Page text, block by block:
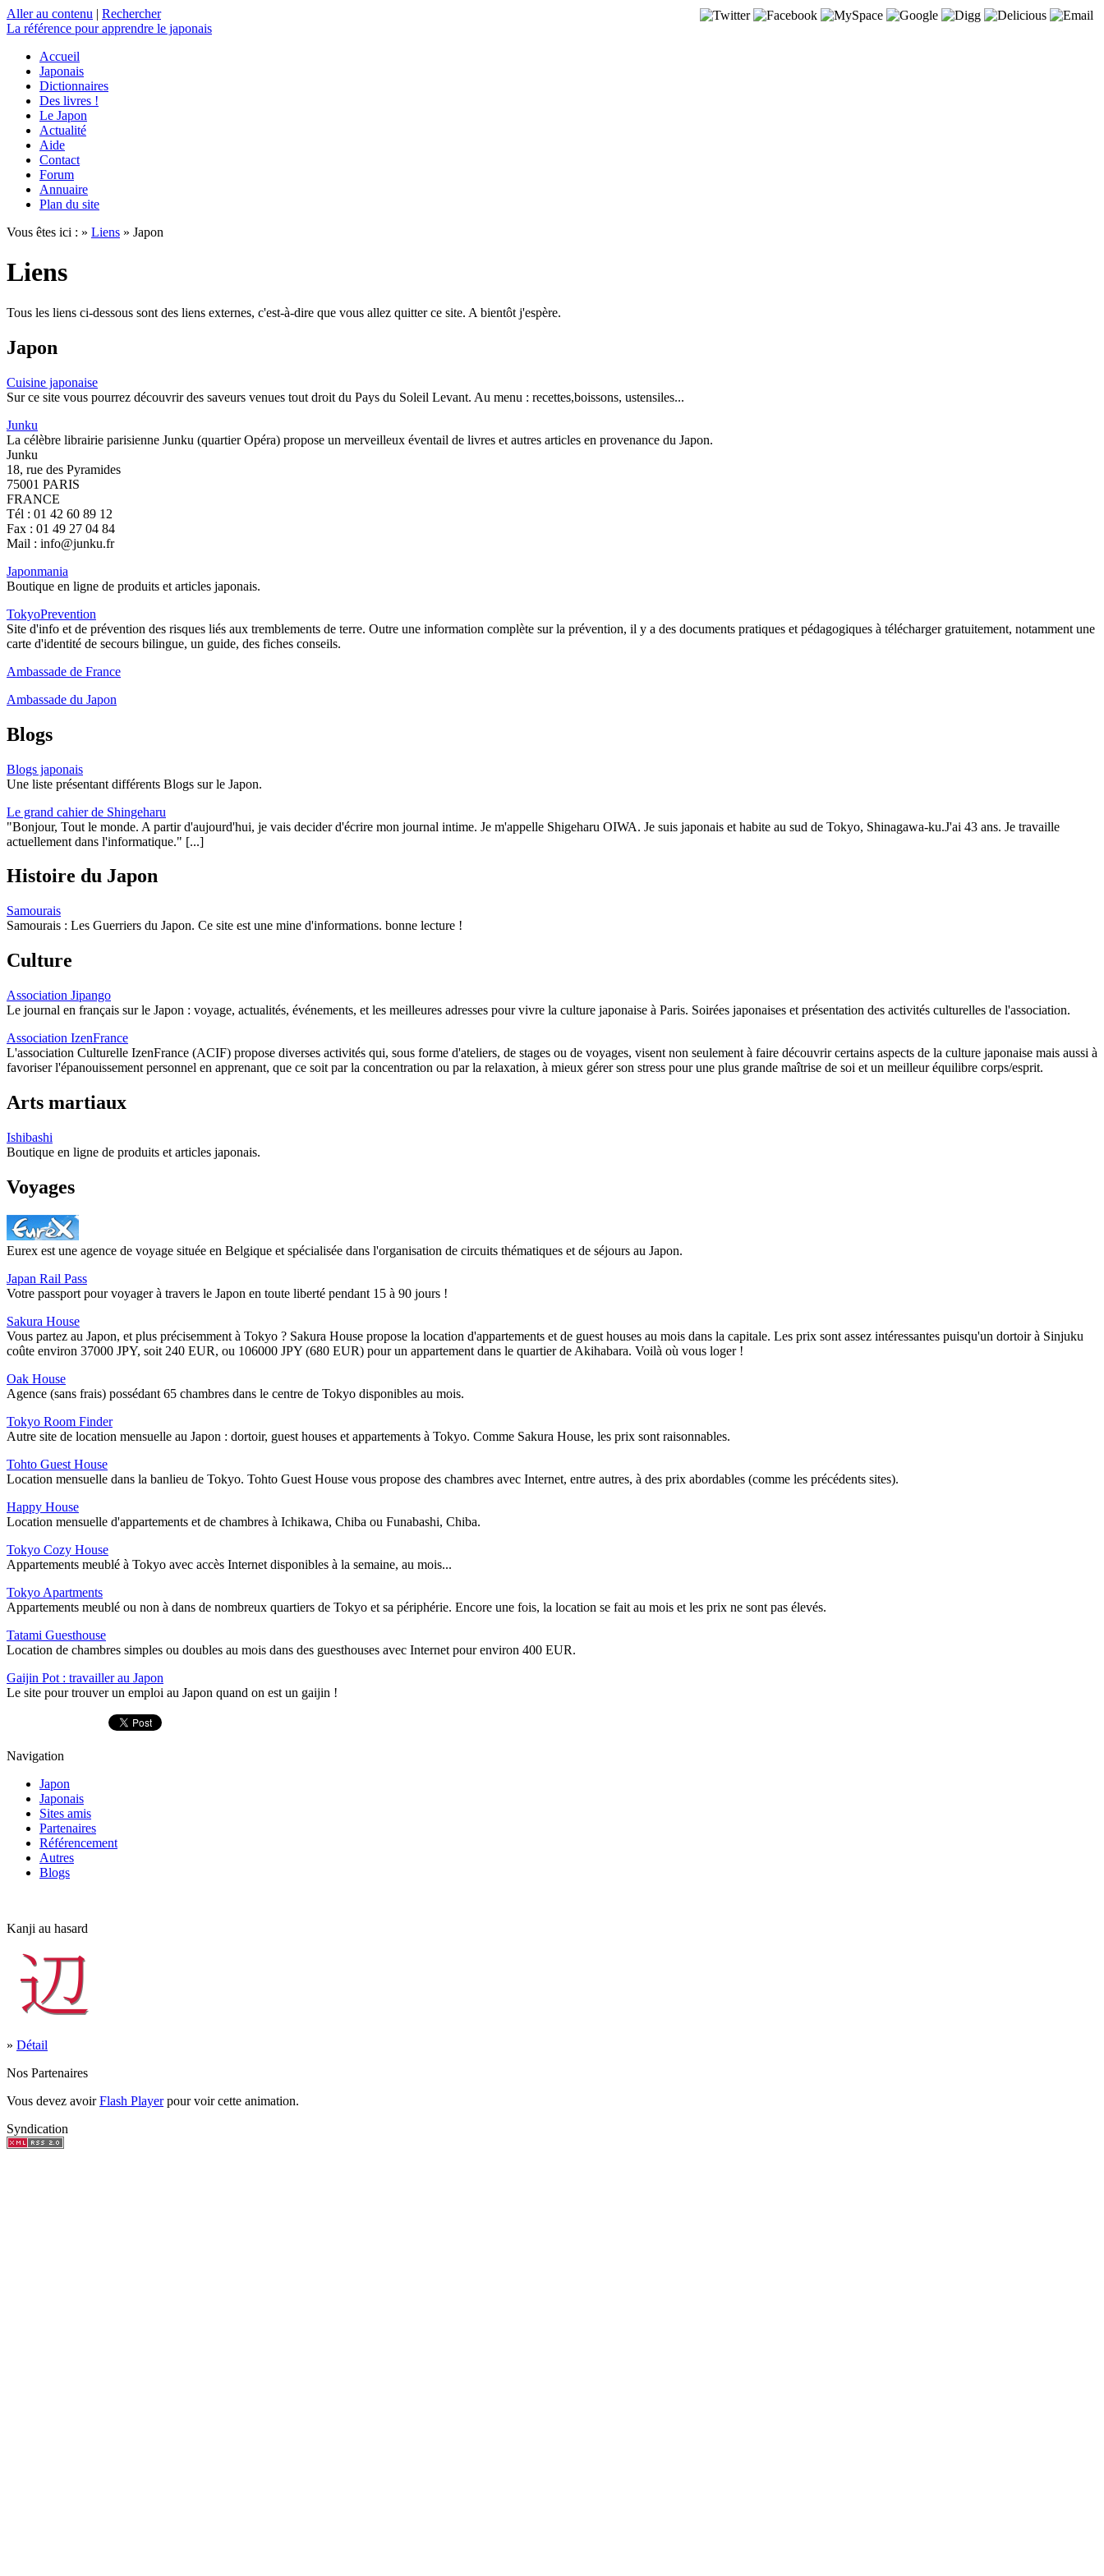
Aller au contenu | Rechercher
La référence pour apprendre le japonais
Accueil
Japonais
Dictionnaires
Des livres !
Le Japon
Actualité
Aide
Contact
Forum
Annuaire
Plan du site
Vous êtes ici : » Liens » Japon
Liens
Tous les liens ci-dessous sont des liens externes, c'est-à-dire que vous allez quitter ce site. A bientôt j'espère.
Japon
Cuisine japonaise
Sur ce site vous pourrez découvrir des saveurs venues tout droit du Pays du Soleil Levant. Au menu : recettes,boissons, ustensiles...
Junku
La célèbre librairie parisienne Junku (quartier Opéra) propose un merveilleux éventail de livres et autres articles en provenance du Japon.
Junku
18, rue des Pyramides
75001 PARIS
FRANCE
Tél : 01 42 60 89 12
Fax : 01 49 27 04 84
Mail : info@junku.fr
Japonmania
Boutique en ligne de produits et articles japonais.
TokyoPrevention
Site d'info et de prévention des risques liés aux tremblements de terre. Outre une information complète sur la prévention, il y a des documents pratiques et pédagogiques à télécharger gratuitement, notamment une
carte d'identité de secours bilingue, un guide, des fiches conseils.
Ambassade de France
Ambassade du Japon
Blogs
Blogs japonais
Une liste présentant différents Blogs sur le Japon.
Le grand cahier de Shingeharu
"Bonjour, Tout le monde. A partir d'aujourd'hui, je vais decider d'écrire mon journal intime. Je m'appelle Shigeharu OIWA. Je suis japonais et habite au sud de Tokyo, Shinagawa-ku.J'ai 43 ans. Je travaille
actuellement dans l'informatique." [...]
Histoire du Japon
Samourais
Samourais : Les Guerriers du Japon. Ce site est une mine d'informations. bonne lecture !
Culture
Association Jipango
Le journal en français sur le Japon : voyage, actualités, événements, et les meilleures adresses pour vivre la culture japonaise à Paris. Soirées japonaises et présentation des activités culturelles de l'association.
Association IzenFrance
L'association Culturelle IzenFrance (ACIF) propose diverses activités qui, sous forme d'ateliers, de stages ou de voyages, visent non seulement à faire découvrir certains aspects de la culture japonaise mais aussi à
favoriser l'épanouissement personnel en apprenant, que ce soit par la concentration ou par la relaxation, à mieux gérer son stress pour une plus grande maîtrise de soi et un meilleur équilibre corps/esprit.
Arts martiaux
Ishibashi
Boutique en ligne de produits et articles japonais.
Voyages
Eurex est une agence de voyage située en Belgique et spécialisée dans l'organisation de circuits thématiques et de séjours au Japon.
Japan Rail Pass
Votre passport pour voyager à travers le Japon en toute liberté pendant 15 à 90 jours !
Sakura House
Vous partez au Japon, et plus précisemment à Tokyo ? Sakura House propose la location d'appartements et de guest houses au mois dans la capitale. Les prix sont assez intéressantes puisqu'un dortoir à Sinjuku
coûte environ 37000 JPY, soit 240 EUR, ou 106000 JPY (680 EUR) pour un appartement dans le quartier de Akihabara. Voilà où vous loger !
Oak House
Agence (sans frais) possédant 65 chambres dans le centre de Tokyo disponibles au mois.
Tokyo Room Finder
Autre site de location mensuelle au Japon : dortoir, guest houses et appartements à Tokyo. Comme Sakura House, les prix sont raisonnables.
Tohto Guest House
Location mensuelle dans la banlieu de Tokyo. Tohto Guest House vous propose des chambres avec Internet, entre autres, à des prix abordables (comme les précédents sites).
Happy House
Location mensuelle d'appartements et de chambres à Ichikawa, Chiba ou Funabashi, Chiba.
Tokyo Cozy House
Appartements meublé à Tokyo avec accès Internet disponibles à la semaine, au mois...
Tokyo Apartments
Appartements meublé ou non à dans de nombreux quartiers de Tokyo et sa périphérie. Encore une fois, la location se fait au mois et les prix ne sont pas élevés.
Tatami Guesthouse
Location de chambres simples ou doubles au mois dans des guesthouses avec Internet pour environ 400 EUR.
Gaijin Pot : travailler au Japon
Le site pour trouver un emploi au Japon quand on est un gaijin !
Navigation
Japon
Japonais
Sites amis
Partenaires
Référencement
Autres
Blogs
Kanji au hasard
» Détail
Nos Partenaires
Vous devez avoirFlash Playerpour voir cette animation.
Syndication